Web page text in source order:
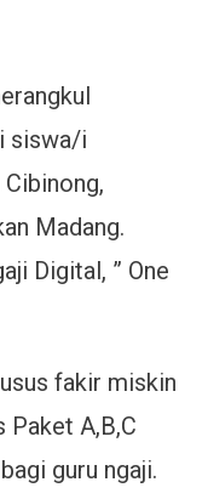
siswa/i
Madang.
Digital, ” One
fakir miskin
Paket A,B,C
guru ngaji.